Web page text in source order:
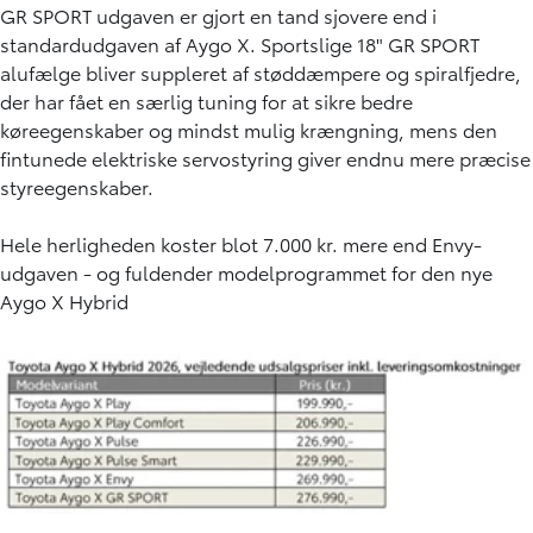
GR SPORT udgaven er gjort en tand sjovere end i
standardudgaven af Aygo X. Sportslige 18" GR SPORT
alufælge bliver suppleret af støddæmpere og spiralfjedre,
der har fået en særlig tuning for at sikre bedre
køreegenskaber og mindst mulig krængning, mens den
fintunede elektriske servostyring giver endnu mere præcise
styreegenskaber.
Hele herligheden koster blot 7.000 kr. mere end Envy-
udgaven - og fuldender modelprogrammet for den nye
Aygo X Hybrid